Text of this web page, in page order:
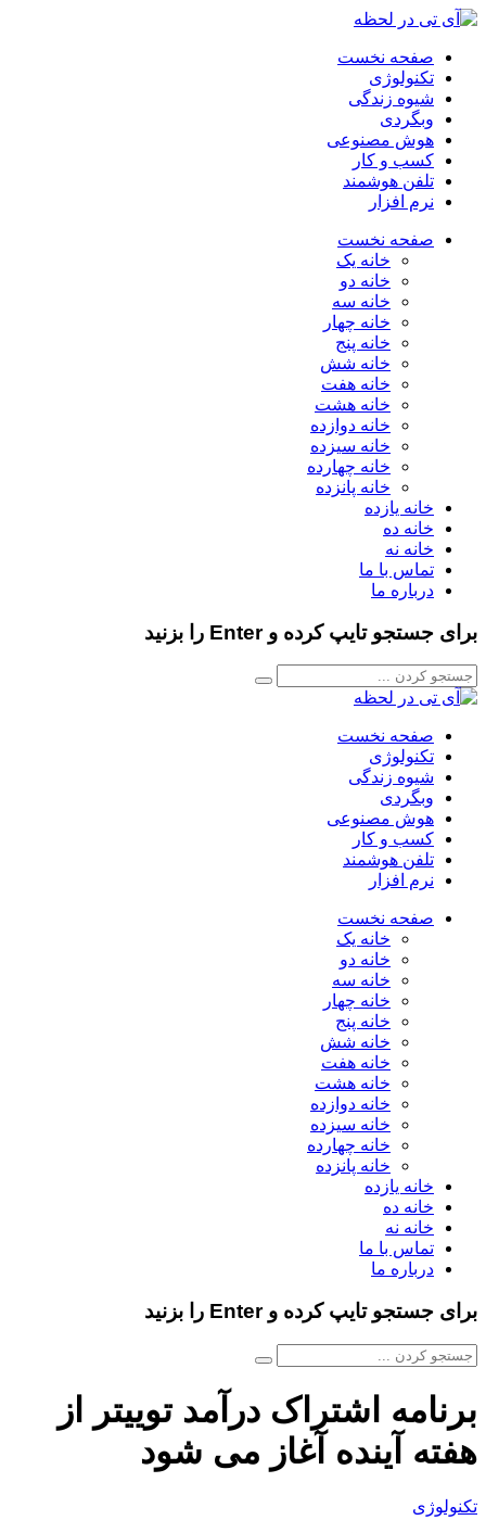
صفحه نخست
تکنولوژی
شیوه زندگی
وبگردی
هوش مصنوعی
کسب و کار
تلفن هوشمند
نرم افزار
صفحه نخست
خانه یک
خانه دو
خانه سه
خانه چهار
خانه پنج
خانه شش
خانه هفت
خانه هشت
خانه دوازده
خانه سیزده
خانه چهارده
خانه پانزده
خانه یازده
خانه ده
خانه نه
تماس با ما
درباره ما
برای جستجو تایپ کرده و Enter را بزنید
صفحه نخست
تکنولوژی
شیوه زندگی
وبگردی
هوش مصنوعی
کسب و کار
تلفن هوشمند
نرم افزار
صفحه نخست
خانه یک
خانه دو
خانه سه
خانه چهار
خانه پنج
خانه شش
خانه هفت
خانه هشت
خانه دوازده
خانه سیزده
خانه چهارده
خانه پانزده
خانه یازده
خانه ده
خانه نه
تماس با ما
درباره ما
برای جستجو تایپ کرده و Enter را بزنید
برنامه اشتراک درآمد توییتر از
هفته آینده آغاز می شود
تکنولوژی